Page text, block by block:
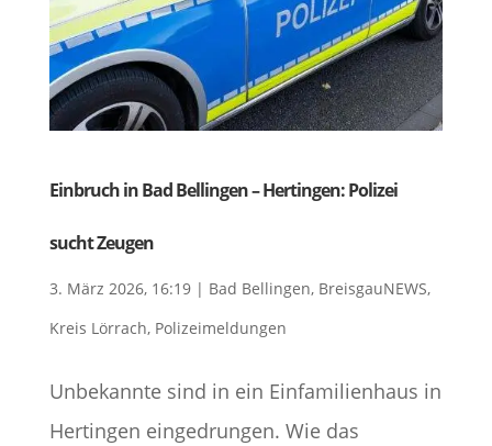
Einbruch in Bad Bellingen – Hertingen: Polizei
sucht Zeugen
3. März 2026, 16:19| Bad Bellingen, BreisgauNEWS,
Kreis Lörrach, Polizeimeldungen
Unbekannte sind in ein Einfamilienhaus in
Hertingen eingedrungen. Wie das